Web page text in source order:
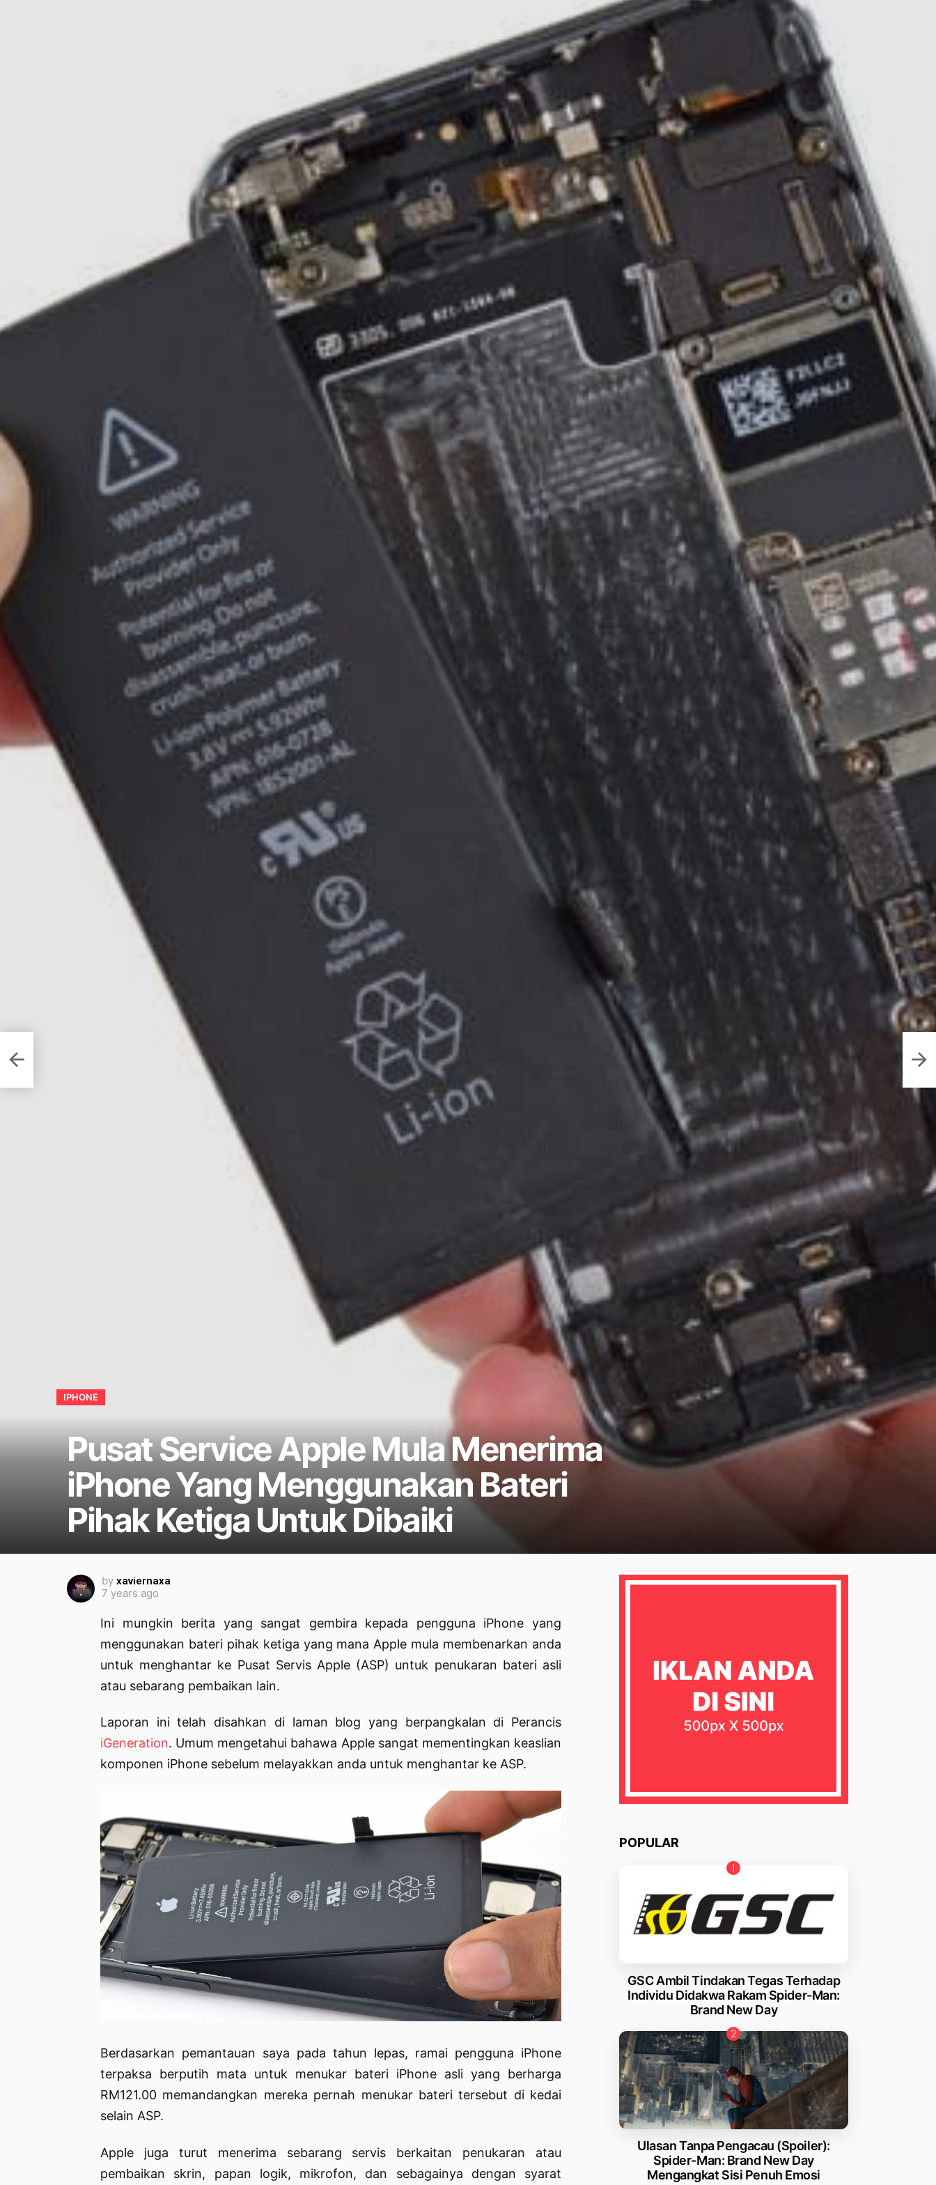
IPHONE
Pusat Service Apple Mula Menerima
iPhone Yang Menggunakan Bateri
Pihak Ketiga Untuk Dibaiki
by xaviernaxa
7 years ago
Ini mungkin berita yang sangat gembira kepada pengguna iPhone yang
menggunakan bateri pihak ketiga yang mana Apple mula membenarkan anda
untuk menghantar ke Pusat Servis Apple (ASP) untuk penukaran bateri asli
atau sebarang pembaikan lain.
Laporan ini telah disahkan di laman blog yang berpangkalan di Perancis
iGeneration. Umum mengetahui bahawa Apple sangat mementingkan keaslian
komponen iPhone sebelum melayakkan anda untuk menghantar ke ASP.
Berdasarkan pemantauan saya pada tahun lepas, ramai pengguna iPhone
terpaksa berputih mata untuk menukar bateri iPhone asli yang berharga
RM121.00 memandangkan mereka pernah menukar bateri tersebut di kedai
selain ASP.
Apple juga turut menerima sebarang servis berkaitan penukaran atau
pembaikan skrin, papan logik, mikrofon, dan sebagainya dengan syarat
POPULAR
GSC Ambil Tindakan Tegas Terhadap
Individu Didakwa Rakam Spider-Man:
Brand New Day
Ulasan Tanpa Pengacau (Spoiler):
Spider-Man: Brand New Day
Mengangkat Sisi Penuh Emosi